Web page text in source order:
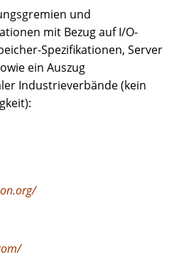
und
mit Bezug auf I/O-
Spezifikationen, Server
ein Auszug
Industrieverbände (kein